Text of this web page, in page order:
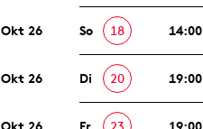
Okt 26 So 18 14:00
Okt 26 Di 20 19:00